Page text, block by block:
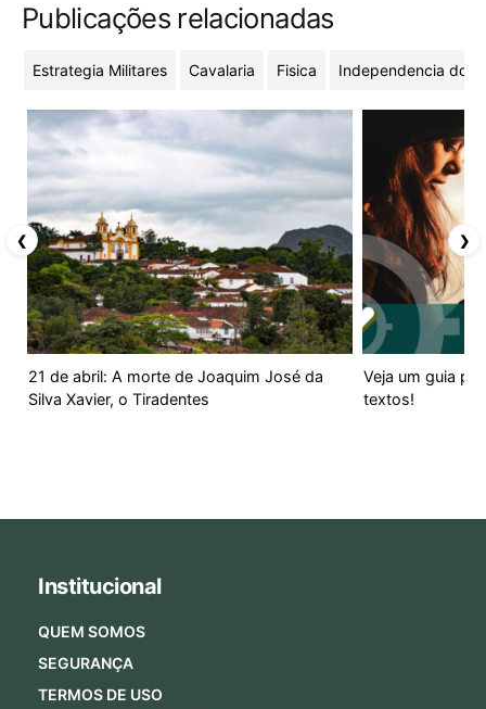
Publicações relacionadas
Estrategia Militares Cavalaria Fisica Independencia do
21 de abril: A morte de Joaquim José da
Silva Xavier, o Tiradentes
Veja um guia
textos!
❮ ❯
Institucional
QUEM SOMOS
SEGURANÇA
TERMOS DE USO